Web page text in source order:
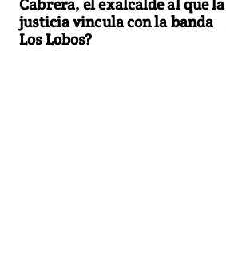
justicia vincula con la banda
Los Lobos?